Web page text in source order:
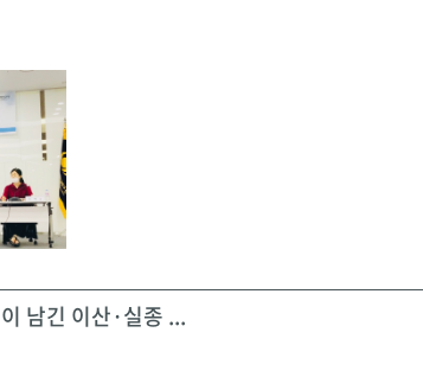
남긴 이산·실종 ...